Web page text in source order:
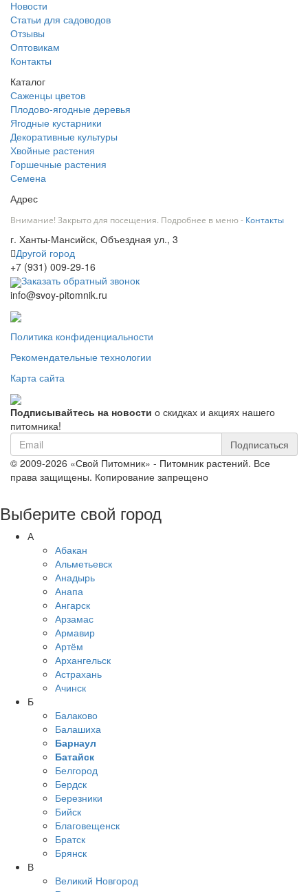
Новости
Статьи для садоводов
Отзывы
Оптовикам
Контакты
Каталог
Саженцы цветов
Плодово-ягодные деревья
Ягодные кустарники
Декоративные культуры
Хвойные растения
Горшечные растения
Семена
Адрес
Внимание! Закрыто для посещения. Подробнее в меню - Контакты
г. Ханты-Мансийск, Объездная ул., 3
Другой город
+7 (931) 009-29-16
Заказать обратный звонок
info@svoy-pitomnik.ru
Политика конфиденциальности
Рекомендательные технологии
Карта сайта
Подписывайтесь на новости о скидках и акциях нашего
питомника!
Подписаться
© 2009-2026 «Свой Питомник» - Питомник растений. Все
права защищены. Копирование запрещено
Выберите свой город
А
Абакан
Альметьевск
Анадырь
Анапа
Ангарск
Арзамас
Армавир
Артём
Архангельск
Астрахань
Ачинск
Б
Балаково
Балашиха
Барнаул
Батайск
Белгород
Бердск
Березники
Бийск
Благовещенск
Братск
Брянск
В
Великий Новгород